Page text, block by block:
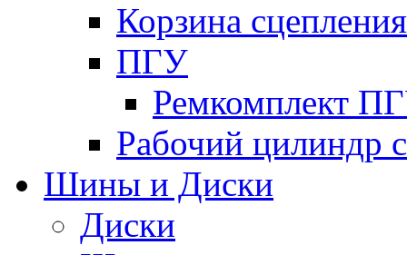
Корзина сцепления
ПГУ
Ремкомплект
Рабочий цилиндр
Шины и Диски
Диски